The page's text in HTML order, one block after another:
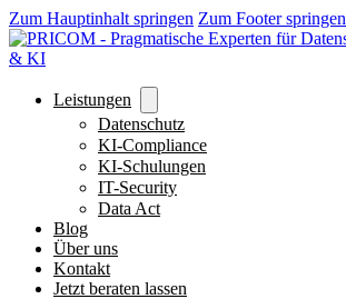
Zum Hauptinhalt springen Zum Footer springen
Leistungen
Datenschutz
KI-Compliance
KI-Schulungen
IT-Security
Data Act
Blog
Über uns
Kontakt
Jetzt beraten lassen